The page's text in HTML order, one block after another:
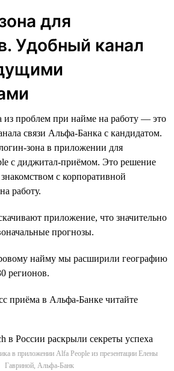
для
Удобный канал
из проблем при найме на работу — это
связи Альфа-Банка с кандидатом.
зона в приложении для
с диджитал-приёмом. Это решение
с корпоративной
работу.
приложение, что значительно
прогнозы.
найму мы расширили географию
регионов.
приёма в Альфа-Банке читайте
в приложении Alfa People из презентации Елены
Гавриной, Альфа-Банк